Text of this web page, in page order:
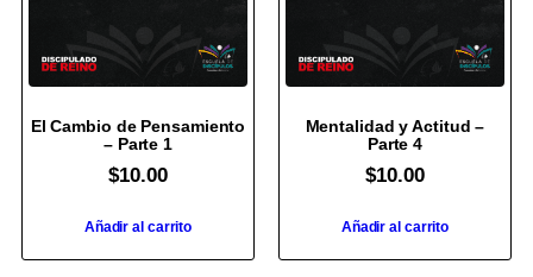
El Cambio de Pensamiento
– Parte 1
$10.00
Añadir al carrito
Mentalidad y Actitud –
Parte 4
$10.00
Añadir al carrito